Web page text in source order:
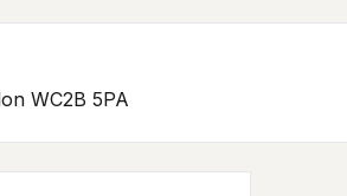
WC2B 5PA